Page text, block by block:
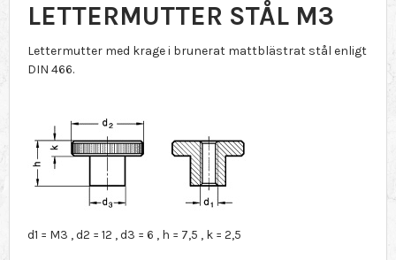
LETTERMUTTER STÅL M3
Lettermutter med krage i brunerat mattblästrat stål enligt
DIN 466.
d1 = M3 , d2 = 12 , d3 = 6 , h = 7,5 , k = 2,5